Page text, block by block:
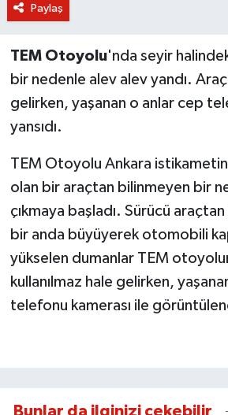
Paylaş
TEM Otoyolu'nda seyir
bir nedenle alev alev yandı. Araç
gelirken, yaşanan o anlar cep
yansıdı.
TEM Otoyolu Ankara
olan bir araçtan bilinmeyen bir
çıkmaya başladı. Sürücü
bir anda büyüyerek otomobili
yükselen dumanlar TEM
kullanılmaz hale gelirken,
telefonu kamerası ile
Bunlar da ilginizi çekebilir